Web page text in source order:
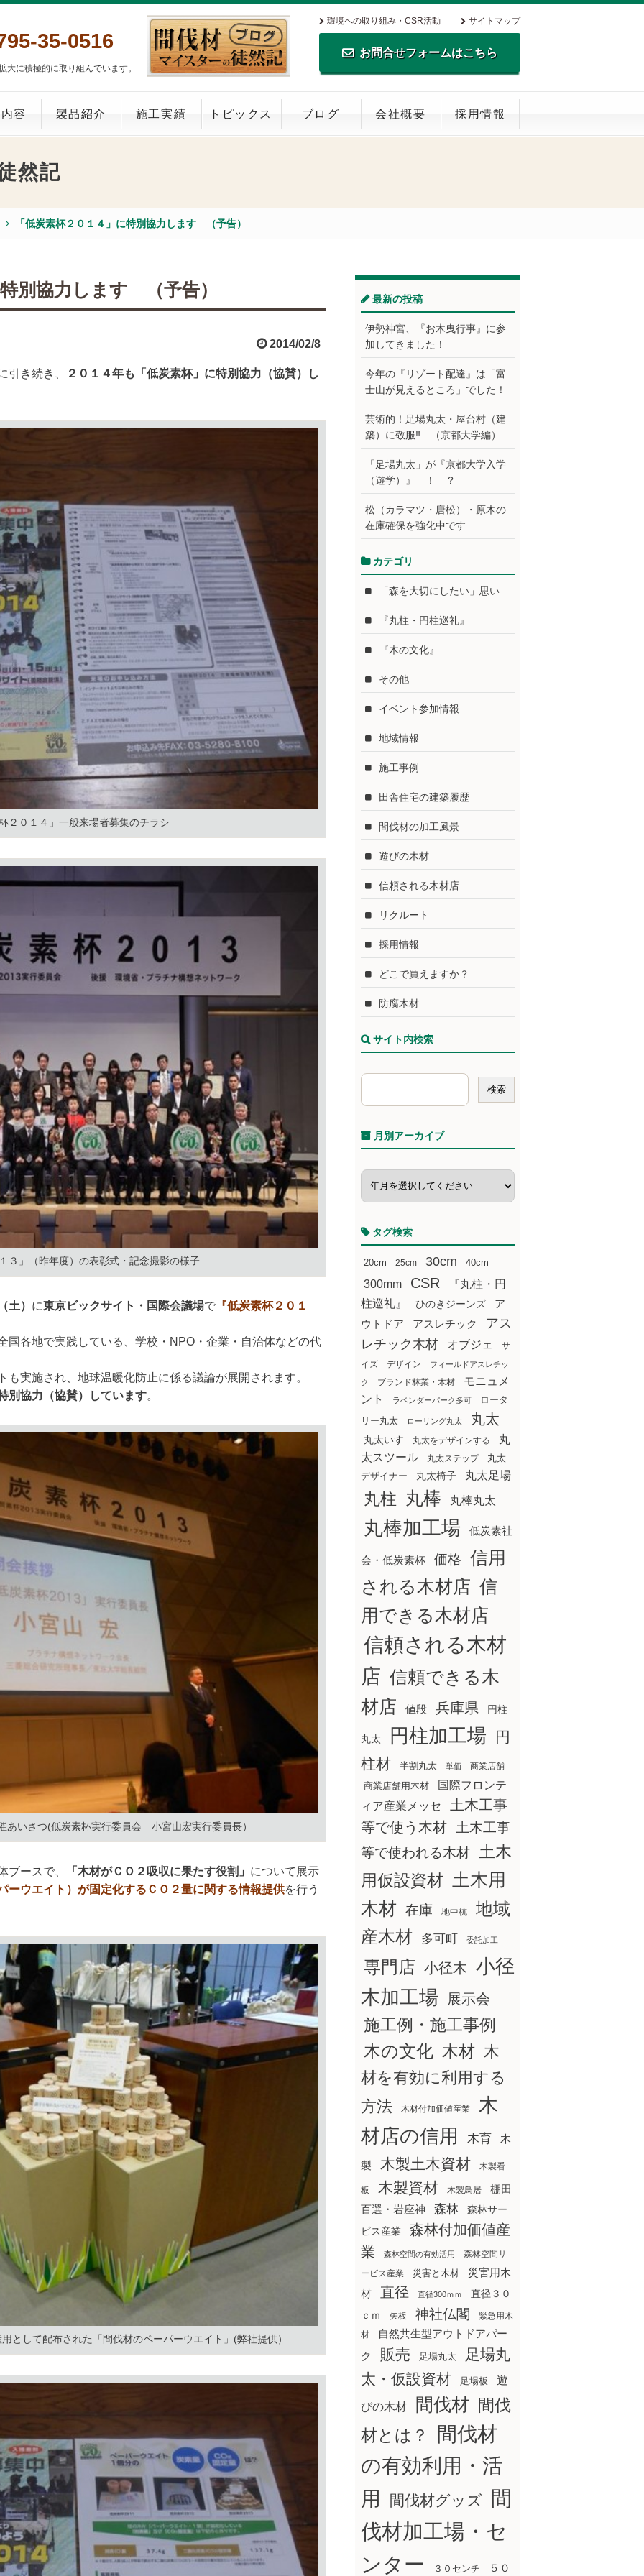
に積極的に取り組んでいます。
35-0516
環境への取り組み・CSR活動 サイトマップ
お問合せフォームはこちら
TEL.0795-35-0516 FAX.0795-35-
0269
容 製品紹介 施工実績 トピックス ブログ 会社概要 採用情報
然記
「低炭素杯２０１４」に特別協力します （予告）
別協力します （予告）
2014/02/8
引き続き、 ２０１４年も「低炭素杯」に特別協力（協賛）し
２０１４」一般来場者募集のチラシ
３」（昨年度）の表彰式・記念撮影の様子
土） に東京ビックサイト・国際会議場で 『低炭素杯２０１
国各地で実践している、学校・NPO・企業・自治体などの代
も実施され、地球温暖化防止に係る議論が展開されます。
別協力（協賛）しています。
いさつ(低炭素杯実行委員会 小宮山宏実行委員長）
ブースで、 「木材がＣＯ２吸収に果たす役割」 について展示
ーウエイト）が固定化するＣＯ２量に関する情報提供を行う
して配布された「間伐材のペーパーウエイト」(弊社提供）
最新の投稿
伊勢神宮、『お木曳行事』に参
加してきました！
今年の『リゾート配達』は「富
士山が見えるところ」でした！
芸術的！足場丸太・屋台村（建
築）に敬服‼ （京都大学編）
「足場丸太」が『京都大学入学
（遊学）』 ！ ？
松（カラマツ・唐松）・原木の
在庫確保を強化中です
カテゴリ
「森を大切にしたい」思い
『丸柱・円柱巡礼』
『木の文化』
その他
イベント参加情報
地域情報
施工事例
田舎住宅の建築履歴
間伐材の加工風景
遊びの木材
信頼される木材店
リクルート
採用情報
どこで買えますか？
防腐木材
サイト内検索
月別アーカイブ
タグ検索
20cm 25cm 30cm 40cm
300mm CSR
『丸柱・円
柱巡礼』
ひのきジーンズ
ア
ウトドア
アスレチック
アス
レチック木材
オブジェ
サ
イズ
デザイン フィールドアスレチッ
ク ブランド林業・木材
モニュメ
ント
ラベンダーパーク多可
ロータ
リー丸太
ローリング丸太 丸太
丸太いす 丸太をデザインする
丸
太スツール
丸太ステップ
丸太
デザイナー
丸太椅子 丸太足場
丸柱 丸棒 丸棒丸太
丸棒加工場 低炭素社
会・低炭素杯 価格
信用
される木材店 信
用できる木材店
信頼される木材
店 信頼できる木
材店
値段 兵庫県 円柱
丸太 円柱加工場
円
柱材
半割丸太 単価 商業店舗
商業店舗用木材
国際フロンテ
ィア産業メッセ
土木工事
等で使う木材
土木工事
等で使われる木材
土木
用仮設資材 土木用
木材 在庫 地中杭
地域
産木材
多可町 委託加工
専門店 小径木 小径
木加工場
展示会
施工例・施工事例
木の文化 木材 木
材を有効に利用する
方法
木材付加価値産業
木
材店の信用
木育 木
製 木製土木資材 木製看
板 木製資材 木製鳥居
棚田
百選・岩座神
森林
森林サー
ビス産業
森林付加価値産
業
森林空間の有効活用
森林空間サ
ービス産業
災害と木材
災害用木
材
直径 直径300ｍｍ
直径３０
ｃｍ
矢板 神社仏閣
緊急用木
材
自然共生型アウトドアパー
ク
販売 足場丸太
足場丸
太・仮設資材
足場板 遊
びの木材 間伐材 間伐
材とは？
間伐材
の有効利用・活
用
間伐材グッズ
間
伐材加工場・セ
ンター
３０センチ ５０